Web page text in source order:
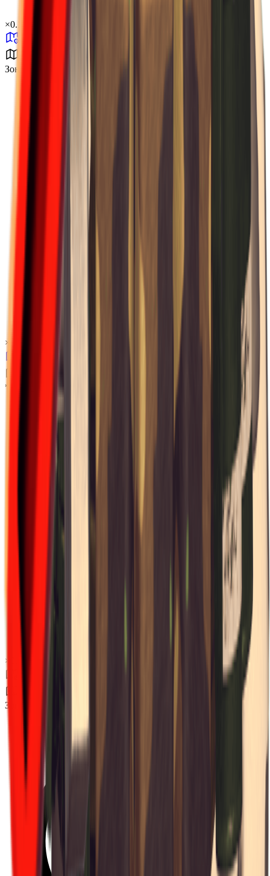
×0.16
Зона бури B1
×
*Level_Desert*
×
Зона бури B3